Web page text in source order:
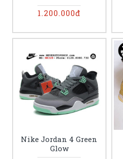
1.200.000đ
Nike Jordan 4 Green
Glow